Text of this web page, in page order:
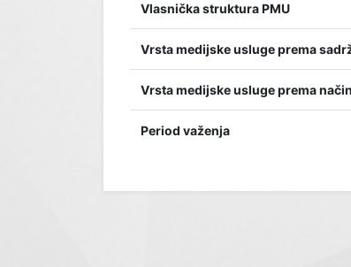
Vlasnička struktura PMU
Vrsta medijske usluge prema
Vrsta medijske usluge prema
Period važenja